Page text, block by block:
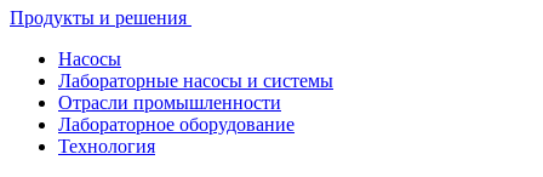
Продукты и решения
Насосы
Лабораторные насосы и системы
Отрасли промышленности
Лабораторное оборудование
Технология